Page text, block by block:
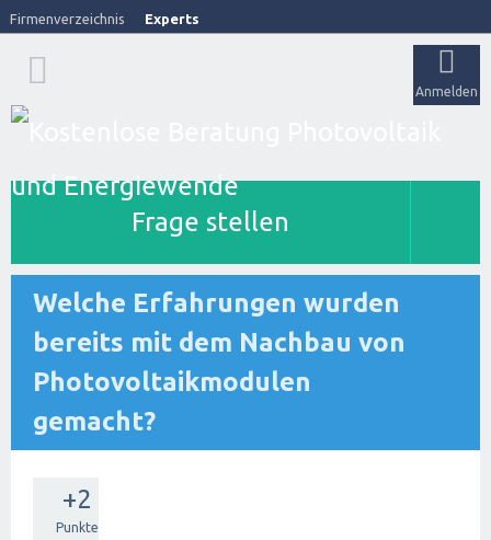
Firmenverzeichnis Experts
Anmelden
Frage stellen
Welche Erfahrungen wurden
bereits mit dem Nachbau von
Photovoltaikmodulen
gemacht?
+2
Punkte